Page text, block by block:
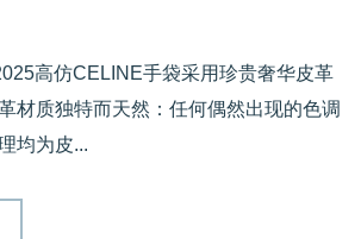
高仿CELINE手袋采用珍贵奢华皮革
材质独特而天然：任何偶然出现的色调
均为皮...